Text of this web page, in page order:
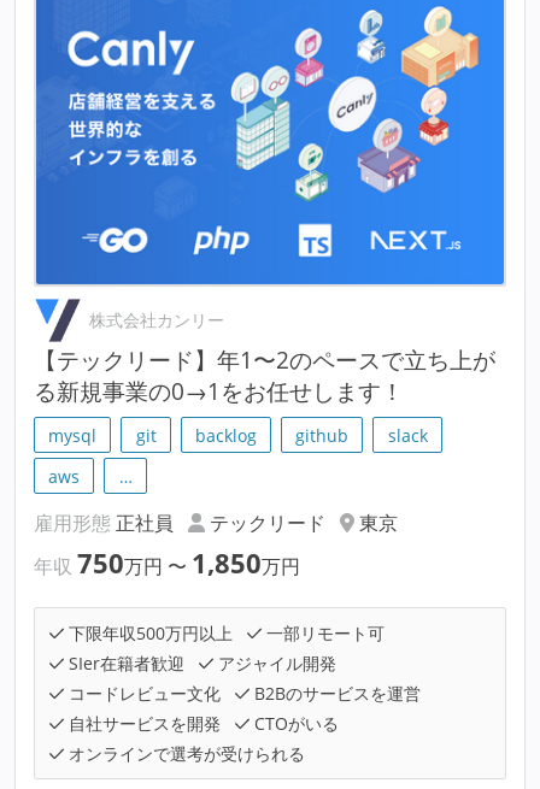
株式会社カンリー
【テックリード】年1〜2のペースで立ち上が
る新規事業の0→1をお任せします！
mysql git backlog github
slack
aws
…
雇用形態 正社員 テックリード
東京
年収 750万円 〜 1,850万円
下限年収500万円以上
一部リモート可
SIer在籍者歓迎
アジャイル開発
コードレビュー文化
B2Bのサービスを運営
自社サービスを開発
CTOがいる
オンラインで選考が受けられる